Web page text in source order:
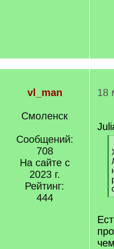
vl_man
Смоленск
Сообщений:
708
На сайте с
2023 г.
Рейтинг:
444
18
]
[
]